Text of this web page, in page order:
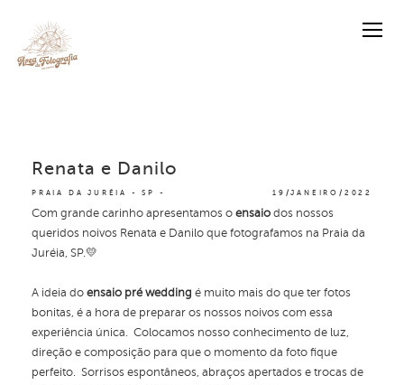
PRAIA DA JURÉIA - SP 19/JANEIRO/2022
Renata e Danilo
Com grande carinho apresentamos o ensaio dos nossos
queridos noivos Renata e Danilo que fotografamos na Praia da
Juréia, SP.💛
A ideia do ensaio pré wedding é muito mais do que ter fotos
bonitas, é a hora de preparar os nossos noivos com essa
experiência única. Colocamos nosso conhecimento de luz,
direção e composição para que o momento da foto fique
perfeito. Sorrisos espontâneos, abraços apertados e trocas de